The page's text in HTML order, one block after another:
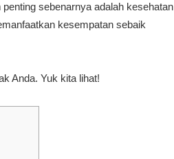
sebenarnya adalah kesehatan
kesempatan sebaik
Anda. Yuk kita lihat!